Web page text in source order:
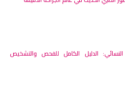
النسائي: الدليل الكامل للفحص والتشخيص